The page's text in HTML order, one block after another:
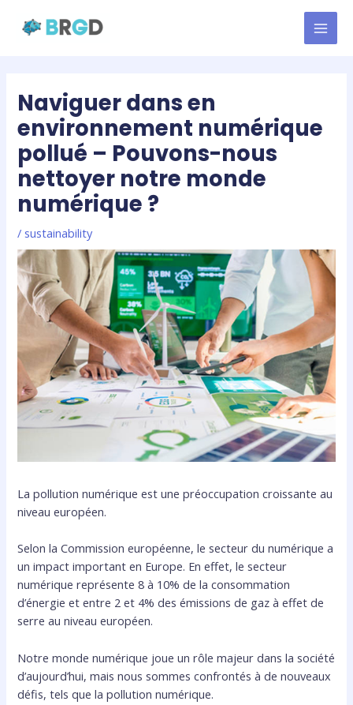
Naviguer dans en
environnement numérique
pollué – Pouvons-nous
nettoyer notre monde
numérique ?
/ sustainability
La pollution numérique est une préoccupation croissante au
niveau européen.
Selon la Commission européenne, le secteur du numérique a
un impact important en Europe. En effet, le secteur
numérique représente 8 à 10% de la consommation
d’énergie et entre 2 et 4% des émissions de gaz à effet de
serre au niveau européen.
Notre monde numérique joue un rôle majeur dans la société
d’aujourd’hui, mais nous sommes confrontés à de nouveaux
défis, tels que la pollution numérique.